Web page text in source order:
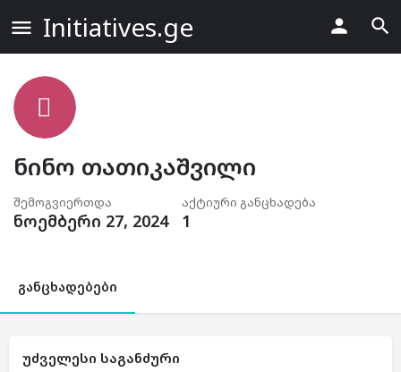
Initiatives.ge
ნინო თათიკაშვილი
შემოგვიერთდა
ნოემბერი 27, 2024
აქტიური განცხადება
1
განცხადებები
უძველესი საგანძური